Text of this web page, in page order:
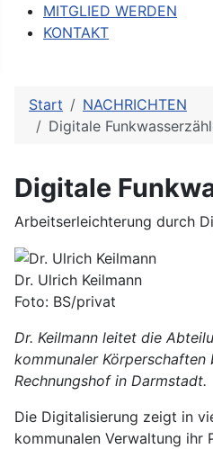
MITGLIED WERDEN
KONTAKT
Start
NACHRICHTEN
Digitale
Digitale
Arbeitserleichterung durch
Dr. Ulrich Keilmann
Foto: BS/privat
Dr. Keilmann leitet die
kommunaler Körperschaften
Rechnungshof in Darmstadt.
Die Digitalisierung zeigt in
kommunalen Verwaltung ihr